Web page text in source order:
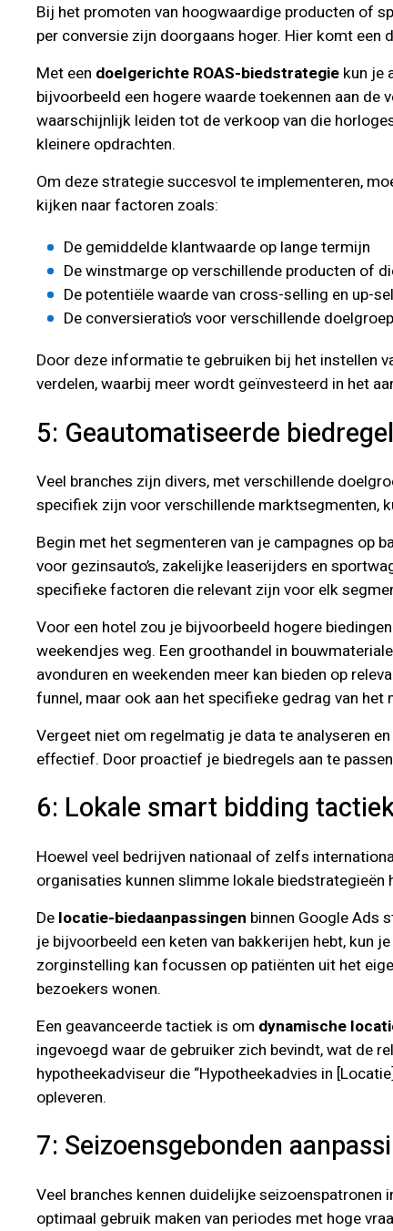
Bij het promoten van hoogwaardige producten of
per conversie zijn doorgaans hoger. Hier komt een
Met een doelgerichte ROAS-biedstrategie kun je
bijvoorbeeld een hogere waarde toekennen aan
waarschijnlijk leiden tot de verkoop van die
kleinere opdrachten.
Om deze strategie succesvol te implementeren,
kijken naar factoren zoals:
De gemiddelde klantwaarde op lange termijn
De winstmarge op verschillende producten of
De potentiële waarde van cross-selling en up-
De conversieratio’s voor verschillende
Door deze informatie te gebruiken bij het instellen
verdelen, waarbij meer wordt geïnvesteerd in het
5: Geautomatiseerde
Veel branches zijn divers, met verschillende
specifiek zijn voor verschillende marktsegmenten,
Begin met het segmenteren van je campagnes op
voor gezinsauto’s, zakelijke leaserijders en
specifieke factoren die relevant zijn voor elk
Voor een hotel zou je bijvoorbeeld hogere
weekendjes weg. Een groothandel in
avonduren en weekenden meer kan bieden op
funnel, maar ook aan het specifieke gedrag van
Vergeet niet om regelmatig je data te analyseren
effectief. Door proactief je biedregels aan te
6: Lokale smart bidding
Hoewel veel bedrijven nationaal of zelfs
organisaties kunnen slimme lokale
De locatie-biedaanpassingen binnen Google Ads
je bijvoorbeeld een keten van bakkerijen hebt, kun
zorginstelling kan focussen op patiënten uit het
bezoekers wonen.
Een geavanceerde tactiek is om dynamische
ingevoegd waar de gebruiker zich bevindt, wat de
hypotheekadviseur die “Hypotheekadvies in
opleveren.
7: Seizoensgebonden
Veel branches kennen duidelijke
optimaal gebruik maken van periodes met hoge